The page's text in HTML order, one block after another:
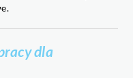
dla